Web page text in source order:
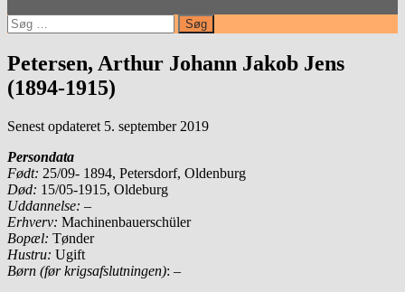
Søg
efter:
Petersen, Arthur Johann Jakob Jens
(1894-1915)
Senest opdateret 5. september 2019
Persondata
Født: 25/09- 1894, Petersdorf, Oldenburg
Død: 15/05-1915, Oldeburg
Uddannelse: –
Erhverv: Machinenbauerschüler
Bopæl: Tønder
Hustru: Ugift
Børn (før krigsafslutningen): –